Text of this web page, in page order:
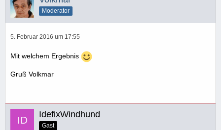
Moderator
5. Februar 2016 um 17:55
Mit welchem Ergebnis
Gruß Volkmar
IdefixWindhund
Gast